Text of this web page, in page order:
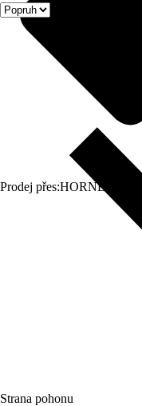
Prodej přes:HORNBACH
Strana pohonu